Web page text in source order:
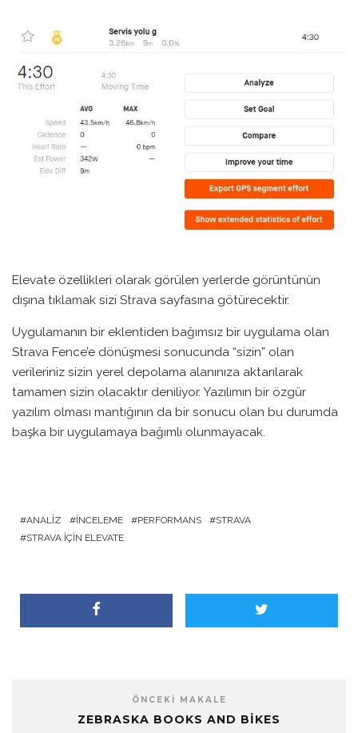
Elevate özellikleri olarak görülen yerlerde görüntünün
dışına tıklamak sizi Strava sayfasına götürecektir.
Uygulamanın bir eklentiden bağımsız bir uygulama olan
Strava Fence’e dönüşmesi sonucunda “sizin” olan
verileriniz sizin yerel depolama alanınıza aktarılarak
tamamen sizin olacaktır deniliyor. Yazılımın bir özgür
yazılım olması mantığının da bir sonucu olan bu durumda
başka bir uygulamaya bağımlı olunmayacak.
ANALIZ İNCELEME PERFORMANS
STRAVA
STRAVA IÇIN ELEVATE
ÖNCEKI MAKALE
ZEBRASKA BOOKS AND BIKES